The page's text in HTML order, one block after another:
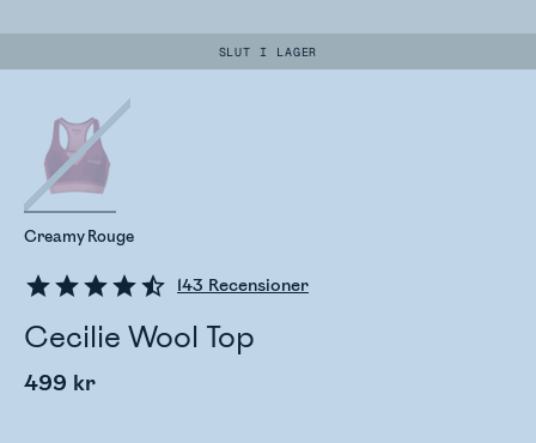
SLUT I LAGER
143 Recensioner
Cecilie Wool Top
499 kr
Creamy Rouge